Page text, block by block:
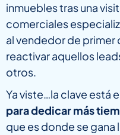
inmuebles tras una
comerciales
al vendedor de
reactivar aquellos
otros.
Ya viste…la clave está
para dedicar más
que es donde se gana